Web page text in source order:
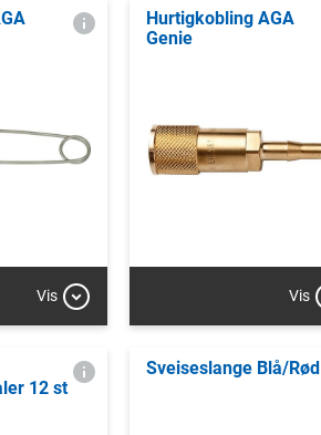
Vis
Hurtigkobling AGA
Genie
Vis
12 st
Sveiseslange Blå/Rød